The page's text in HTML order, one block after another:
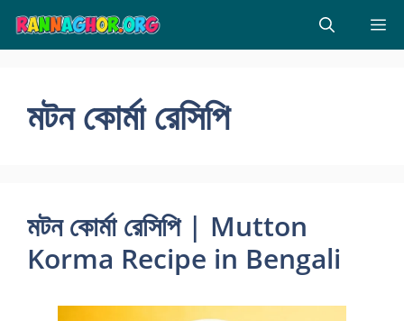
Skip
content
মটন কোর্মা রেসিপি
মটন কোর্মা রেসিপি | Mutton
Korma Recipe in Bengali